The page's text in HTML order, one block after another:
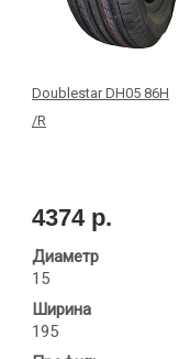
Doublestar DH05 86H
/R
4374 р.
Диаметр
15
Ширина
195